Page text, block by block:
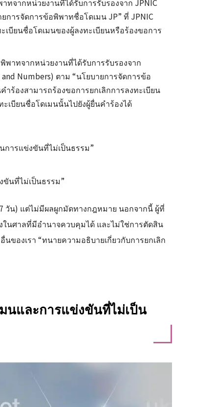
จากหน่วยงานที่ได้รับการรับรองจาก JPNIC
ารจัดการข้อพิพาทชื่อโดเมน JP” ที่ JPNIC
บียนชื่อโดเมนของผู้ลงทะเบียนหรือร้องขอการ
าทจากหน่วยงานที่ได้รับการรับรองจาก
Numbers) ตาม “นโยบายการจัดการข้อ
ร้องสามารถร้องขอการยกเลิกการลงทะเบียน
เบียนชื่อโดเมนนั้นไปยังผู้ยื่นคำร้องได้
ารแข่งขันที่ไม่เป็นธรรม”
นที่ไม่เป็นธรรม”
วัน) แต่ไม่มีผลผูกมัดทางกฎหมาย นอกจากนี้ ผู้ที่
นศาลที่มีอำนาจควบคุมได้ และไม่ใช่การตัดสิน
ของเรา “ทนายความอธิบายเกี่ยวกับการยกเลิก
นและการแข่งขันที่ไม่เป็น